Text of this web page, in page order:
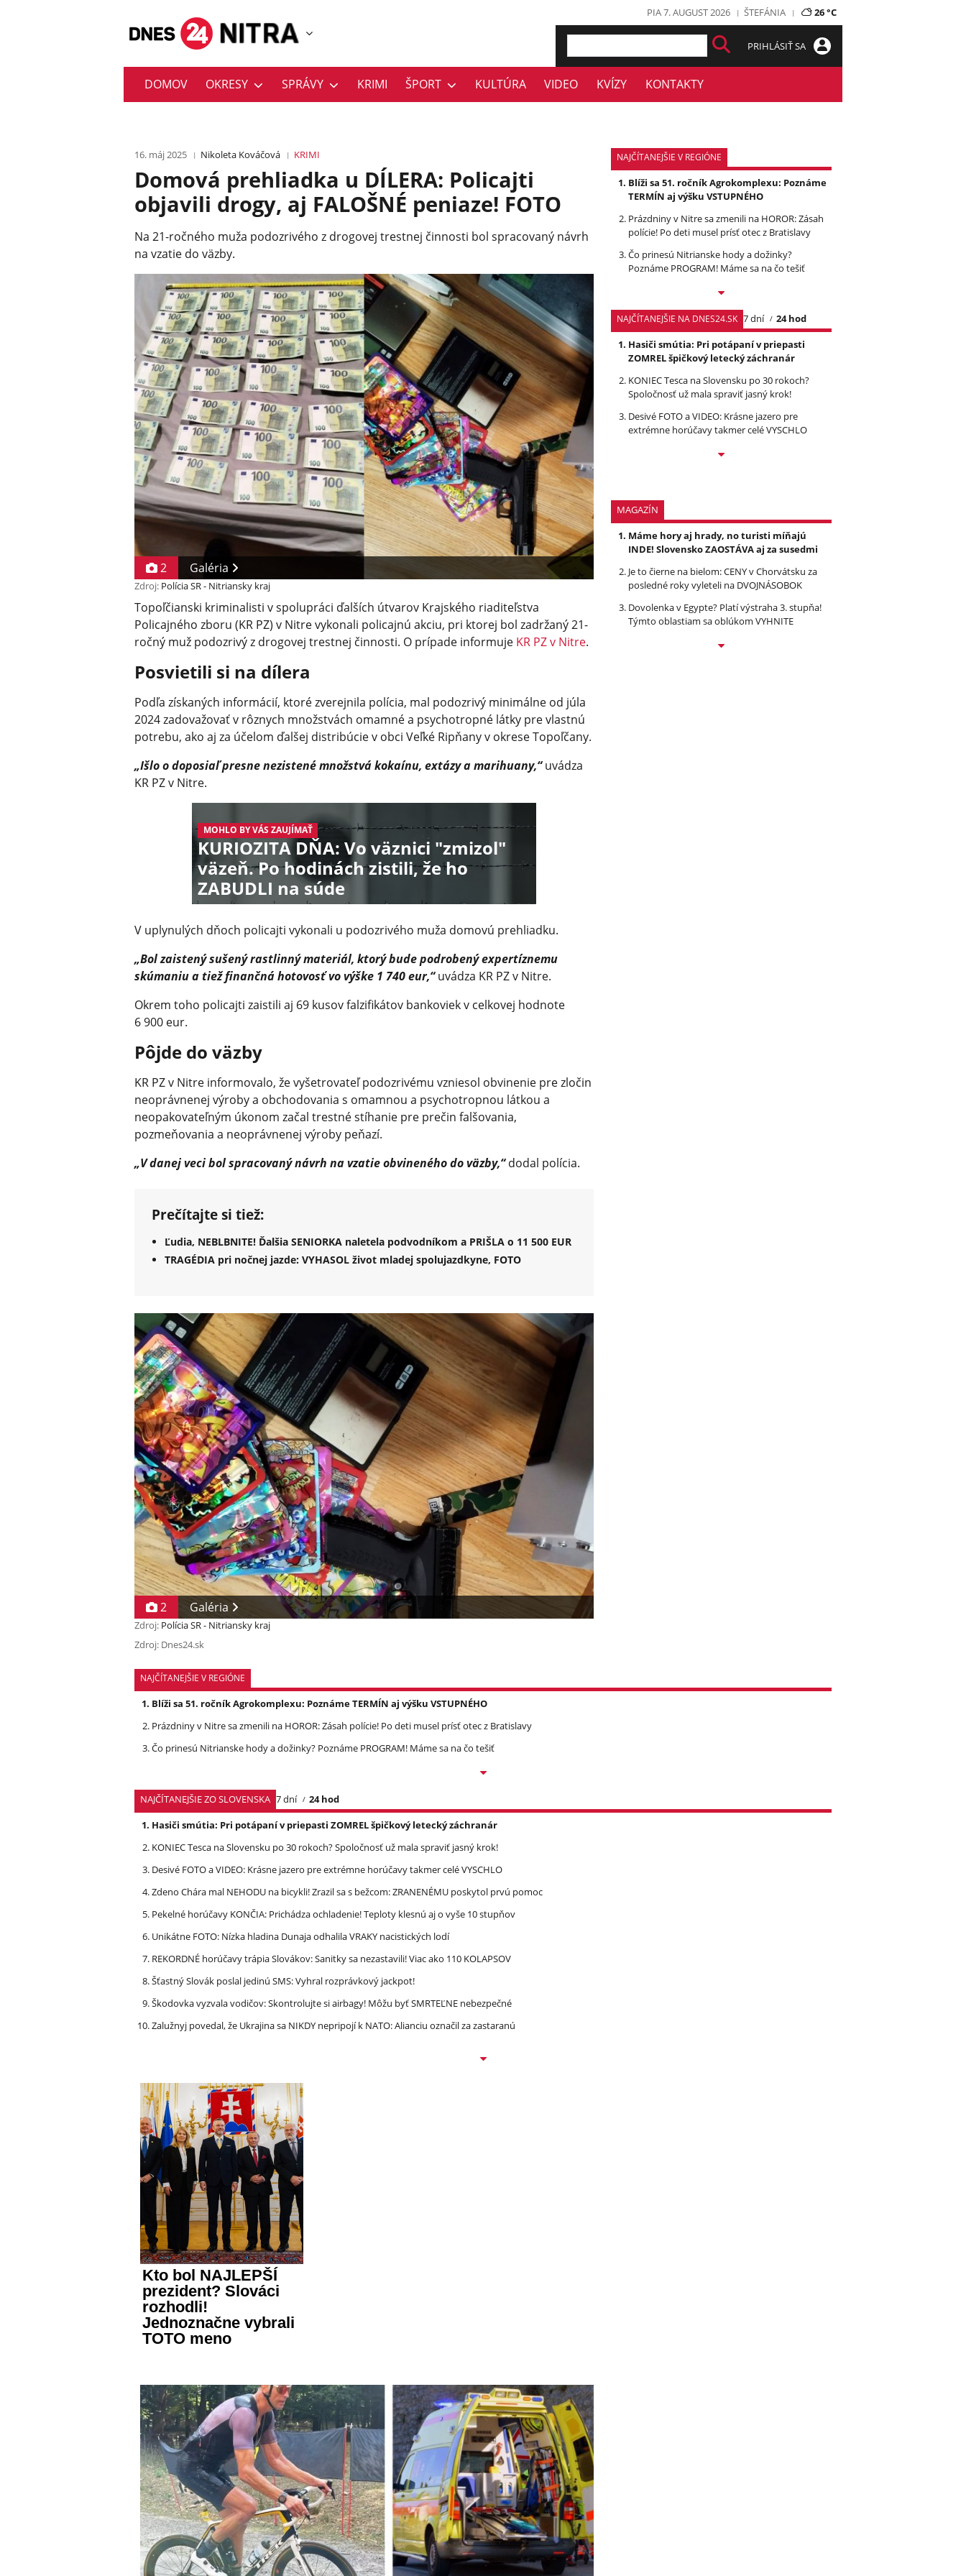
PIA 7. AUGUST 2026 ŠTEFÁNIA 26 °C
PRIHLÁSIŤ SA
DOMOV OKRESY SPRÁVY KRIMI ŠPORT KULTÚRA VIDEO KVÍZY KONTAKTY
16. máj 2025 Nikoleta Kováčová KRIMI
Domová prehliadka u DÍLERA: Policajti
objavili drogy, aj FALOŠNÉ peniaze! FOTO
Na 21-ročného muža podozrivého z drogovej trestnej činnosti bol spracovaný návrh
na vzatie do väzby.
2 Galéria
Zdroj: Polícia SR - Nitriansky kraj
Topoľčianski kriminalisti v spolupráci ďalších útvarov Krajského riaditeľstva
Policajného zboru (KR PZ) v Nitre vykonali policajnú akciu, pri ktorej bol zadržaný 21-
ročný muž podozrivý z drogovej trestnej činnosti. O prípade informuje KR PZ v Nitre.
Posvietili si na dílera
Podľa získaných informácií, ktoré zverejnila polícia, mal podozrivý minimálne od júla
2024 zadovažovať v rôznych množstvách omamné a psychotropné látky pre vlastnú
potrebu, ako aj za účelom ďalšej distribúcie v obci Veľké Ripňany v okrese Topoľčany.
„Išlo o doposiaľ presne nezistené množstvá kokaínu, extázy a marihuany,“uvádza
KR PZ v Nitre.
MOHLO BY VÁS ZAUJÍMAŤ
KURIOZITA DŇA: Vo väznici "zmizol"
väzeň. Po hodinách zistili, že ho
ZABUDLI na súde
V uplynulých dňoch policajti vykonali u podozrivého muža domovú prehliadku.
„Bol zaistený sušený rastlinný materiál, ktorý bude podrobený expertíznemu
skúmaniu a tiež finančná hotovosť vo výške 1 740 eur,“uvádza KR PZ v Nitre.
Okrem toho policajti zaistili aj 69 kusov falzifikátov bankoviek v celkovej hodnote
6 900 eur.
Pôjde do väzby
KR PZ v Nitre informovalo, že vyšetrovateľ podozrivému vzniesol obvinenie pre zločin
neoprávnenej výroby a obchodovania s omamnou a psychotropnou látkou a
neopakovateľným úkonom začal trestné stíhanie pre prečin falšovania,
pozmeňovania a neoprávnenej výroby peňazí.
„V danej veci bol spracovaný návrh na vzatie obvineného do väzby,“dodal polícia.
Prečítajte si tiež:
Ľudia, NEBLBNITE! Ďalšia SENIORKA naletela podvodníkom a PRIŠLA o 11 500 EUR
TRAGÉDIA pri nočnej jazde: VYHASOL život mladej spolujazdkyne, FOTO
2 Galéria
Zdroj: Polícia SR - Nitriansky kraj
Zdroj: Dnes24.sk
NAJČÍTANEJŠIE V REGIÓNE
Blíži sa 51. ročník Agrokomplexu: Poznáme
TERMÍN aj výšku VSTUPNÉHO
Prázdniny v Nitre sa zmenili na HOROR: Zásah
polície! Po deti musel prísť otec z Bratislavy
Čo prinesú Nitrianske hody a dožinky?
Poznáme PROGRAM! Máme sa na čo tešiť
NAJČÍTANEJŠIE NA DNES24.SK 7 dní
24 hod
Hasiči smútia: Pri potápaní v priepasti
ZOMREL špičkový letecký záchranár
KONIEC Tesca na Slovensku po 30 rokoch?
Spoločnosť už mala spraviť jasný krok!
Desivé FOTO a VIDEO: Krásne jazero pre
extrémne horúčavy takmer celé VYSCHLO
MAGAZÍN
Máme hory aj hrady, no turisti míňajú
INDE! Slovensko ZAOSTÁVA aj za susedmi
Je to čierne na bielom: CENY v Chorvátsku za
posledné roky vyleteli na DVOJNÁSOBOK
Dovolenka v Egypte? Platí výstraha 3. stupňa!
Týmto oblastiam sa oblúkom VYHNITE
NAJČÍTANEJŠIE V REGIÓNE
Blíži sa 51. ročník Agrokomplexu: Poznáme TERMÍN aj výšku VSTUPNÉHO
Prázdniny v Nitre sa zmenili na HOROR: Zásah polície! Po deti musel prísť otec z Bratislavy
Čo prinesú Nitrianske hody a dožinky? Poznáme PROGRAM! Máme sa na čo tešiť
NAJČÍTANEJŠIE ZO SLOVENSKA 7 dní
24 hod
Hasiči smútia: Pri potápaní v priepasti ZOMREL špičkový letecký záchranár
KONIEC Tesca na Slovensku po 30 rokoch? Spoločnosť už mala spraviť jasný krok!
Desivé FOTO a VIDEO: Krásne jazero pre extrémne horúčavy takmer celé VYSCHLO
Zdeno Chára mal NEHODU na bicykli! Zrazil sa s bežcom: ZRANENÉMU poskytol prvú pomoc
Pekelné horúčavy KONČIA: Prichádza ochladenie! Teploty klesnú aj o vyše 10 stupňov
Unikátne FOTO: Nízka hladina Dunaja odhalila VRAKY nacistických lodí
REKORDNÉ horúčavy trápia Slovákov: Sanitky sa nezastavili! Viac ako 110 KOLAPSOV
Šťastný Slovák poslal jedinú SMS: Vyhral rozprávkový jackpot!
Škodovka vyzvala vodičov: Skontrolujte si airbagy! Môžu byť SMRTEĽNE nebezpečné
Zalužnyj povedal, že Ukrajina sa NIKDY nepripojí k NATO: Alianciu označil za zastaranú
Kto bol NAJLEPŠÍ
prezident? Slováci
rozhodli!
Jednoznačne vybrali
TOTO meno